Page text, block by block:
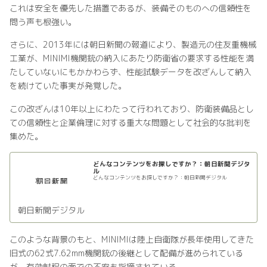
これは安全を優先した措置であるが、装備そのものへの信頼性を
問う声も根強い。
さらに、2013年には朝日新聞の報道により、製造元の住友重機械
工業が、MINIMI機関銃の納入にあたり防衛省の要求する性能を満
たしていないにもかかわらず、性能試験データを改ざんして納入
を続けていた事実が発覚した。
この改ざんは10年以上にわたって行われており、防衛装備品とし
ての信頼性と企業倫理に対する重大な問題として社会的な批判を
集めた。
どんなコンテンツをお探しですか？：朝日新聞デジタ
ル
どんなコンテンツをお探しですか？：朝日新聞デジタル
朝日新聞デジタル
このような背景のもと、MINIMIは陸上自衛隊が長年使用してきた
旧式の62式7.62mm機関銃の後継として配備が進められている